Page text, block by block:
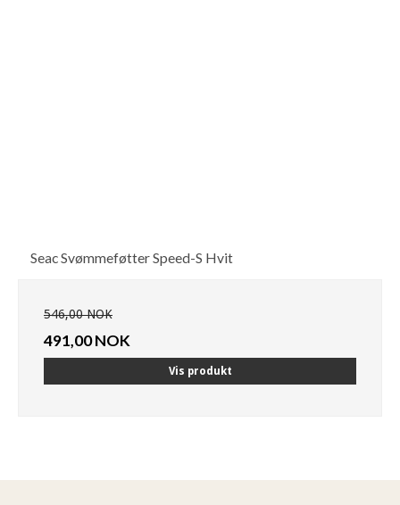
Seac Svømmeføtter Speed-S Hvit
546,00 NOK
491,00 NOK
Vis produkt